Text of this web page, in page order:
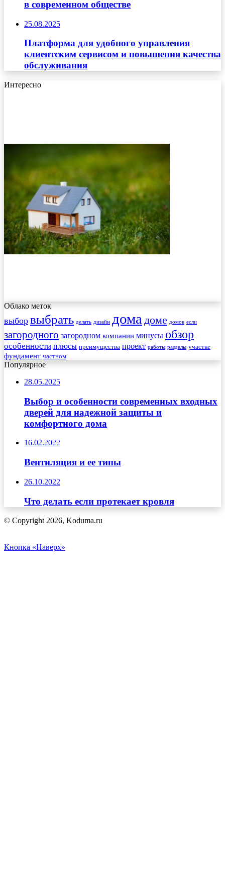
в современном обществе
25.08.2025
Платформа для удобного управления
клиентским сервисом и повышения качества
обслуживания
Интересно
Облако меток
выбор выбрать делать дизайн дома доме домов если
загородного загородном компании минусы обзор
особенности плюсы преимущества проект работы разделы участке
фундамент частном
Популярное
28.05.2025
Выбор и особенности современных входных
дверей для надежной защиты и
комфортного дома
16.02.2022
Вентиляция и ее типы
26.10.2022
Что делать если протекает кровля
© Copyright 2026, Koduma.ru
Кнопка «Наверх»